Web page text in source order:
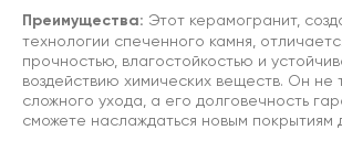
Преимущества: Этот керамогранит,
технологии спеченного камня,
прочностью, влагостойкостью и
воздействию химических веществ. Он не
сложного ухода, а его долговечность
сможете наслаждаться новым покрытиям